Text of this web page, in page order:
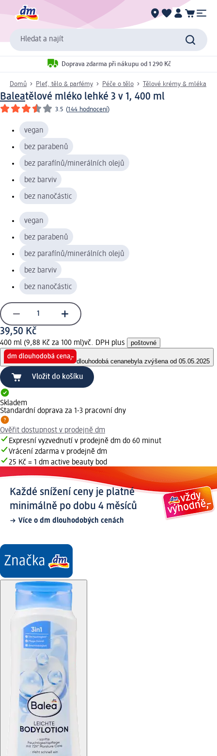
Hledat a najít
Doprava zdarma při nákupu od 1 290 Kč
Domů Pleť, tělo & parfémy Péče o tělo Tělové krémy & mléka
Baleatělové mléko lehké 3 v 1, 400 ml
3.5 (144 hodnocení)
vegan
bez parabenů
bez parafínů/minerálních olejů
bez barviv
bez nanočástic
vegan
bez parabenů
bez parafínů/minerálních olejů
bez barviv
bez nanočástic
39,50 Kč
400 ml (9,88 Kč za 100 ml)vč. DPH plus poštovné
dlouhodobá cenanebyla zvýšena od 05.05.2025
Vložit do košíku
Skladem
Standardní doprava za 1-3 pracovní dny
Ověřit dostupnost v prodejně dm
Expresní vyzvednutí v prodejně dm do 60 minut
Vrácení zdarma v prodejně dm
25 Kč = 1 dm active beauty bod
Každé snížení ceny je platné
minimálně po dobu 4 měsíců
Více o dm dlouhodobých cenách